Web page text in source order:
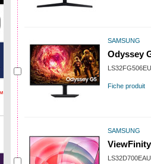
SAMSUNG
Odyssey
Fiche produit
SAMSUNG